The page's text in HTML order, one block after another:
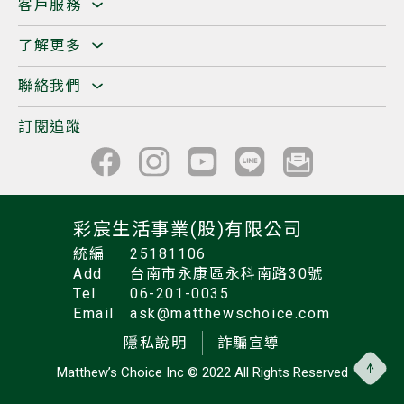
客戶服務
了解更多
聯絡我們
訂閱追蹤
彩宸生活事業(股)有限公司
統編
25181106
Add
台南市永康區永科南路30號
Tel
06-201-0035
Email
ask@matthewschoice.com
隱私說明
詐騙宣導
Matthew’s Choice Inc © 2022 All Rights Reserved